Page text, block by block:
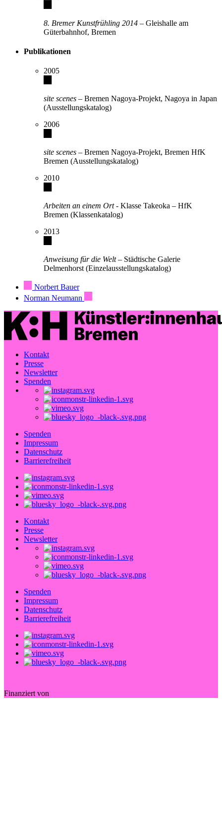
8. Bremer Kunstfrühling 2014 – Gleishalle am
Güterbahnhof, Bremen
Publikationen
2005
site scenes – Bremen Nagoya-Projekt, Nagoya in Japan
(Ausstellungskatalog)
2006
site scenes – Bremen Nagoya-Projekt, Bremen HfK
Bremen (Ausstellungskatalog)
2010
Arbeiten an einem Ort- Klasse Takeoka – HfK
Bremen (Klassenkatalog)
2013
Anweisung für die Welt– Städtische Galerie
Delmenhorst (Einzelausstellungskatalog)
Norbert Bauer
Norman Neumann
Kontakt
Presse
Newsletter
Spenden
Spenden
Impressum
Datenschutz
Barrierefreiheit
Kontakt
Presse
Newsletter
Spenden
Impressum
Datenschutz
Barrierefreiheit
Finanziert von